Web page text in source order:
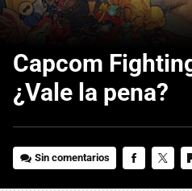
Capcom
¿Vale la pena?
Sin comentarios